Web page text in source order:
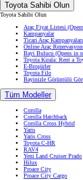
Toyota Sahibi Olun
Toyota Sahibi Olun
Araç Fiyat Listesi
Kampanyalar
Ticari Araç Kampanyaları
Online Araç
Bayi Bulucu (Opens in
Toyota Kirala: Rent a
E-Broşürler
Toyota Filo
Bayinizle Görüntülü
Tüm Modeller
Corolla
Corolla Hatchback
Corolla Cross Hybrid
Yaris
Yaris Cross
Toyota C-HR
RAV4
Yeni Land Cruiser Prado
Hilux
Proace City
Proace City Cargo